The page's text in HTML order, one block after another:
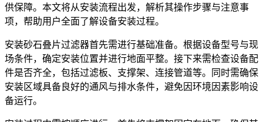
供保障。本文将从安装流程出发，解析其操作步骤与注意事
项，帮助用户全面了解设备安装过程。
安装砂石叠片过滤器首先需进行基础准备。根据设备型号与现
场条件，确定安装位置并进行地面平整。接下来需检查设备配
件是否齐全，包括过滤板、支撑架、连接管道等。同时需确保
安装区域具备良好的通风与排水条件，避免因环境因素影响设
备运行。